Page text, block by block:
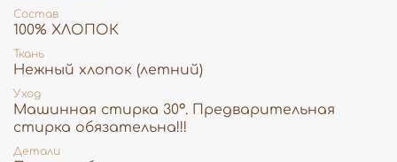
Состав
100% ХЛОПОК
Ткань
Нежный хлопок (летний)
Уход
Машинная стирка 30°. Предварительная
стирка обязательна!!!
Детали